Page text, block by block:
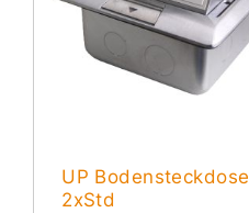
UP Bodensteckdose
2xStd